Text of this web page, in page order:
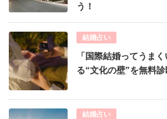
う！
結婚占い
「国際結婚ってうま
る“文化の壁”を無料診
結婚占い